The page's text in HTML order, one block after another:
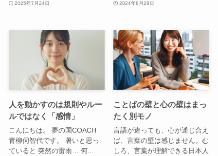
2025年7月24日 2024年8月28日
人を動かすのは規則やルー
ルではなく「感情」
こんにちは。 夢の国COACH
青柳伺智代です。 暑いと思っ
ていると 突然の雷雨… 何...
ことばの壁と心の壁はまっ
たく別モノ
言語が違っても、心が通じ合え
ば、言葉の壁は感じません。む
しろ、言葉が理解できる日本人